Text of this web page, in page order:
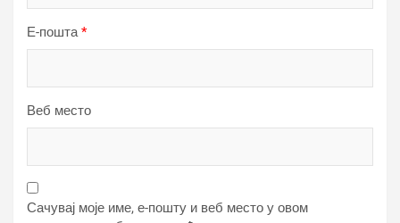
Е-пошта*
Веб место
Сачувај моје име, е-пошту и веб место у овом